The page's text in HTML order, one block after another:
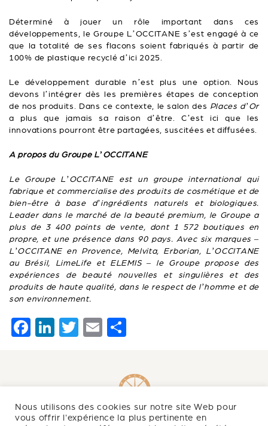
Déterminé à jouer un rôle important dans ces
développements, le Groupe L’OCCITANE s’est engagé à ce
que la totalité de ses flacons soient fabriqués à partir de
100% de plastique recyclé d’ici 2025.
Le développement durable n’est plus une option. Nous
devons l’intégrer dès les premières étapes de conception
de nos produits. Dans ce contexte, le salon des Places d’Or
a plus que jamais sa raison d’être. C’est ici que les
innovations pourront être partagées, suscitées et diffusées.
A propos du Groupe L’OCCITANE
Le Groupe L’OCCITANE est un groupe international qui
fabrique et commercialise des produits de cosmétique et de
bien-être à base d’ingrédients naturels et biologiques.
Leader dans le marché de la beauté premium, le Groupe a
plus de 3 400 points de vente, dont 1 572 boutiques en
propre, et une présence dans 90 pays. Avec six marques –
L’OCCITANE en Provence, Melvita, Erborian, L’OCCITANE
au Brésil, LimeLife et ELEMIS – le Groupe propose des
expériences de beauté nouvelles et singulières et des
produits de haute qualité, dans le respect de l’homme et de
son environnement.
F
e
b
Li
e
dI
T
er
E
l
g
er
Nous utilisons des cookies sur notre site Web pour
vous offrir l'expérience la plus pertinente en